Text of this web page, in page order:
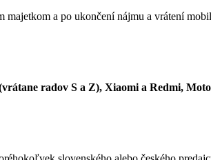
majetkom a po ukončení nájmu a vrátení
radov S a Z), Xiaomi a Redmi,